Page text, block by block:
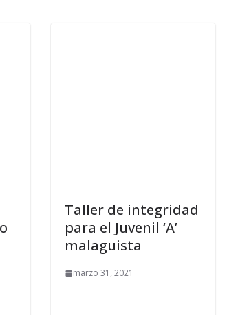
Taller de integridad
para el Juvenil ‘A’
malaguista
marzo 31, 2021